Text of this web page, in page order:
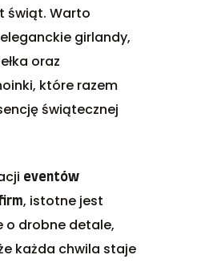
świąt. Warto
girlandy,
oraz
które razem
świątecznej
eventów
, istotne jest
o drobne detale,
każda chwila staje